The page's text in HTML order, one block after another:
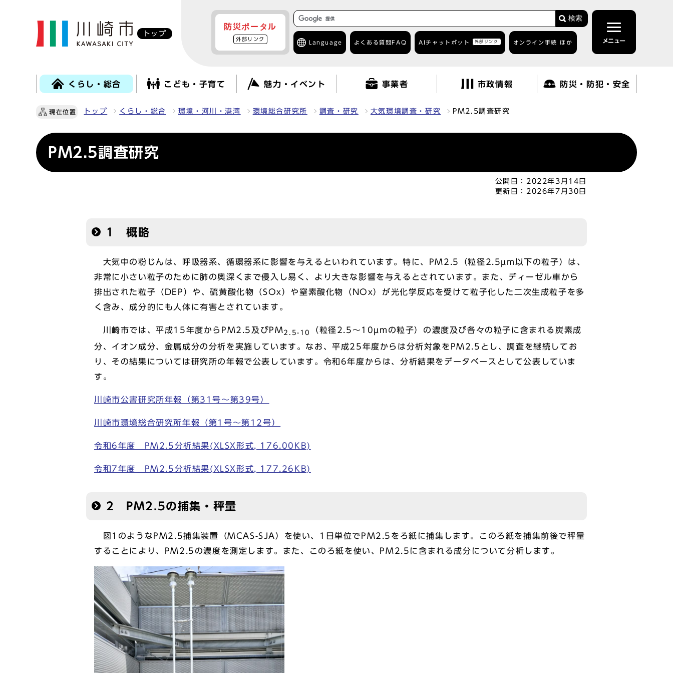
トップ
防災ポータル
外部リンク
検索
Language よくある質問 FAQ AIチャットボット 外部リンク オンライン手続 ほか メニュー
くらし・総合 こども・子育て 魅力・イベント 事業者 市政情報 防災・防犯・安全
現在位置 トップ くらし・総合 環境・河川・港湾 環境総合研究所 調査・研究 大気環境調査・研究 PM2.5調査研究
PM2.5調査研究
公開日： 2022年3月14日
更新日： 2026年7月30日
1 概略
大気中の粉じんは、呼吸器系、循環器系に影響を与えるといわれています。特に、PM2.5（粒径2.5µm以下の粒子）は、
非常に小さい粒子のために肺の奥深くまで侵入し易く、より大きな影響を与えるとされています。また、ディーゼル車から
排出された粒子（DEP）や、硫黄酸化物（SOx）や窒素酸化物（NOx）が光化学反応を受けて粒子化した二次生成粒子を多
く含み、成分的にも人体に有害とされています。
川崎市では、平成15年度からPM2.5及びPM2.5-10 （粒径2.5～10µmの粒子）の濃度及び各々の粒子に含まれる炭素成
分、イオン成分、金属成分の分析を実施しています。なお、平成25年度からは分析対象をPM2.5とし、調査を継続してお
り、その結果については研究所の年報で公表しています。令和6年度からは、分析結果をデータベースとして公表していま
す。
川崎市公害研究所年報（第31号～第39号）
川崎市環境総合研究所年報（第1号～第12号）
令和6年度 PM2.5分析結果(XLSX形式, 176.00KB)
令和7年度 PM2.5分析結果(XLSX形式, 177.26KB)
2 PM2.5の捕集・秤量
図1のようなPM2.5捕集装置（MCAS-SJA）を使い、1日単位でPM2.5をろ紙に捕集します。このろ紙を捕集前後で秤量
することにより、PM2.5の濃度を測定します。また、このろ紙を使い、PM2.5に含まれる成分について分析します。